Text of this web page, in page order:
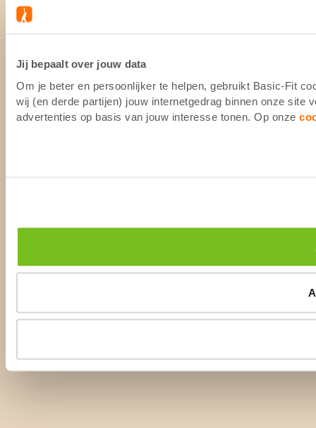
Jij bepaalt over jouw data
Om je beter en persoonlijker te helpen, gebruikt Basic-Fit
wij (en derde partijen) jouw internetgedrag binnen onze site
advertenties op basis van jouw interesse tonen. Op onze